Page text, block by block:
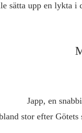
sätta upp en lykta
Japp, en
stor efter